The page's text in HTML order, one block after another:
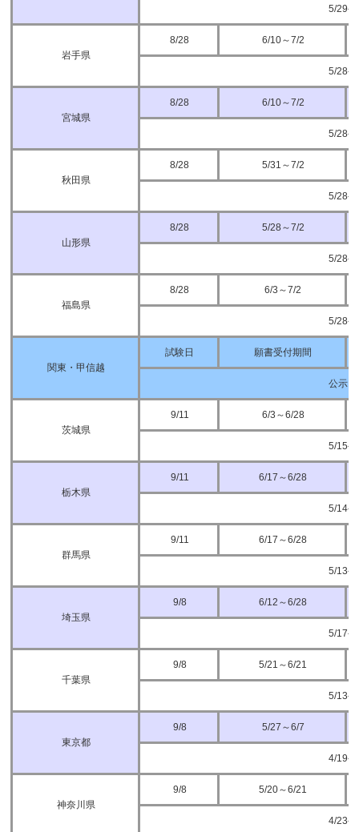
5/29公
岩手県
8/28 6/10～7/2
5/28公
宮城県
8/28 6/10～7/2
5/28公
秋田県
8/28 5/31～7/2
5/28公
山形県
8/28 5/28～7/2
5/28公
福島県
8/28 6/3～7/2
5/28公
関東・甲信越
試験日 願書受付期間
公示
茨城県
9/11 6/3～6/28
5/15公
栃木県
9/11 6/17～6/28
5/14公
群馬県
9/11 6/17～6/28
5/13公
埼玉県
9/8 6/12～6/28
5/17公
千葉県
9/8 5/21～6/21
5/13公
東京都
9/8 5/27～6/7
4/19公
神奈川県
9/8 5/20～6/21
4/23公